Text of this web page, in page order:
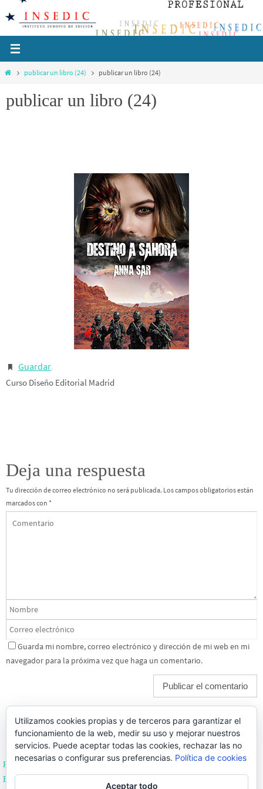
contenido
Iniciopublicar un libro (24) publicar un libro (24)
publicar un libro (24)
Guardar.
Curso Diseño Editorial Madrid
Deja una respuesta
Tu dirección de correo electrónico no será publicada. Los campos obligatorios están
marcados con *
Guarda mi nombre, correo electrónico y dirección de mi web en mi
navegador para la próxima vez que haga un comentario.
Política de Privacidad
Editoriales de España
Utilizamos cookies propias y de terceros para garantizar el
funcionamiento de la web, medir su uso y mejorar nuestros
servicios. Puede aceptar todas las cookies, rechazar las no
necesarias o configurar sus preferencias. Política de cookies
Aceptar todo